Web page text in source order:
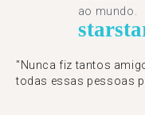
ao mundo.
star
"Nunca fiz tantos
todas essas pessoas